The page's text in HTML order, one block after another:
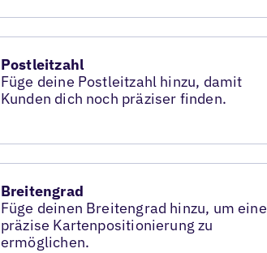
Postleitzahl
Füge deine Postleitzahl hinzu, damit
Kunden dich noch präziser finden.
Breitengrad
Füge deinen Breitengrad hinzu, um eine
präzise Kartenpositionierung zu
ermöglichen.